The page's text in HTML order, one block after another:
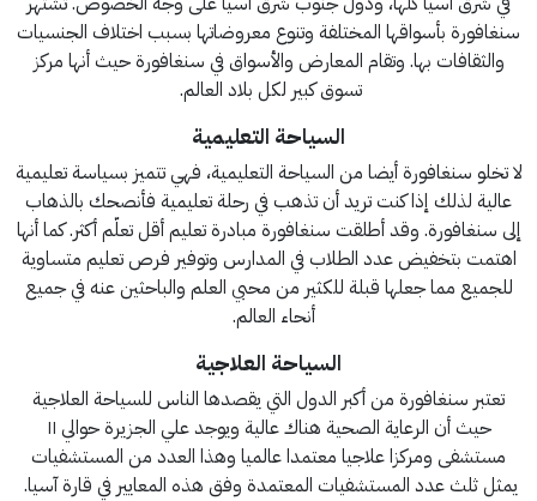
سنغافورة بأسواقها المختلفة وتنوع معروضاتها بسبب اختلاف الجنسيات
والثقافات بها. وتقام المعارض والأسواق في سنغافورة حيث أنها مركز
تسوق كبير لكل بلاد العالم.
السياحة التعليمية
لا تخلو سنغافورة أيضا من السياحة التعليمية، فهي تتميز بسياسة تعليمية
عالية لذلك إذا كنت تريد أن تذهب في رحلة تعليمية فأنصحك بالذهاب
إلى سنغافورة. وقد أطلقت سنغافورة مبادرة تعليم أقل تعلّم أكثر. كما أنها
اهتمت بتخفيض عدد الطلاب في المدارس وتوفير فرص تعليم متساوية
للجميع مما جعلها قبلة للكثير من محبي العلم والباحثين عنه في جميع
أنحاء العالم.
السياحة العلاجية
تعتبر سنغافورة من أكبر الدول التي يقصدها الناس للسياحة العلاجية
حيث أن الرعاية الصحية هناك عالية ويوجد علي الجزيرة حوالي ١١
مستشفى ومركزا علاجيا معتمدا عالميا وهذا العدد من المستشفيات
يمثل ثلث عدد المستشفيات المعتمدة وفق هذه المعايير في قارة آسيا.